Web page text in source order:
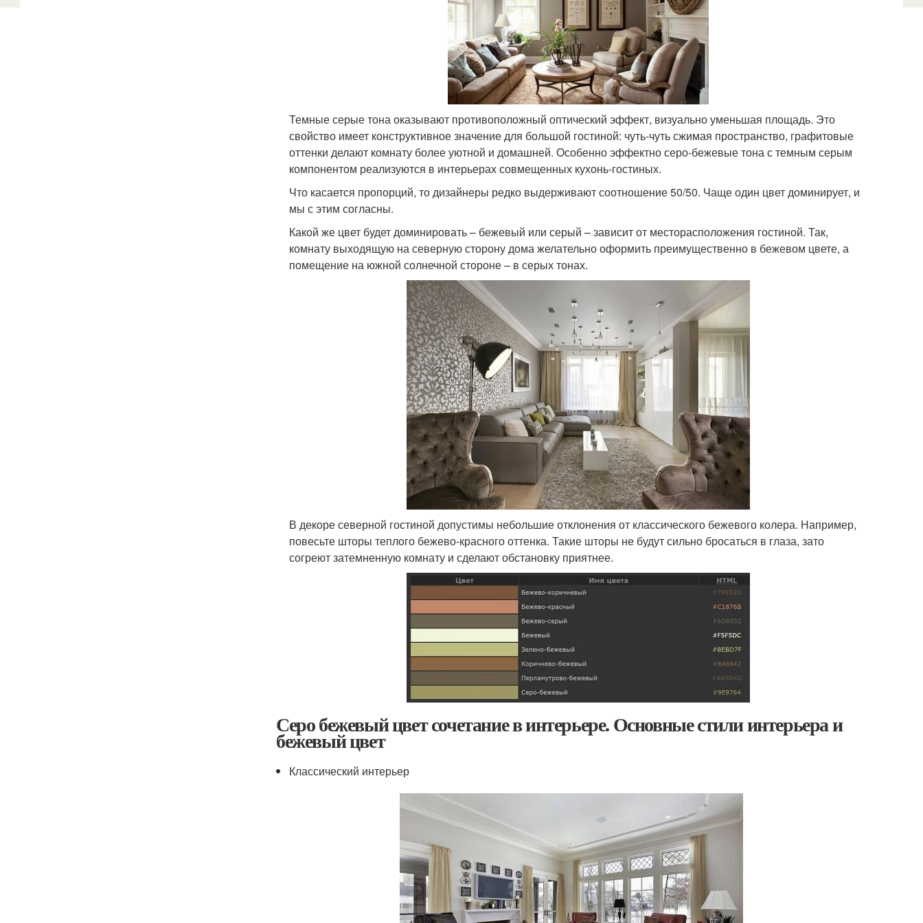
Темные серые тона оказывают противоположный оптический эффект, визуально уменьшая площадь. Это
свойство имеет конструктивное значение для большой гостиной: чуть-чуть сжимая пространство, графитовые
оттенки делают комнату более уютной и домашней. Особенно эффектно серо-бежевые тона с темным серым
компонентом реализуются в интерьерах совмещенных кухонь-гостиных.
Что касается пропорций, то дизайнеры редко выдерживают соотношение 50/50. Чаще один цвет доминирует, и
мы с этим согласны.
Какой же цвет будет доминировать – бежевый или серый – зависит от месторасположения гостиной. Так,
комнату выходящую на северную сторону дома желательно оформить преимущественно в бежевом цвете, а
помещение на южной солнечной стороне – в серых тонах.
В декоре северной гостиной допустимы небольшие отклонения от классического бежевого колера. Например,
повесьте шторы теплого бежево-красного оттенка. Такие шторы не будут сильно бросаться в глаза, зато
согреют затемненную комнату и сделают обстановку приятнее.
Серо бежевый цвет сочетание в интерьере. Основные стили интерьера и
бежевый цвет
Классический интерьер